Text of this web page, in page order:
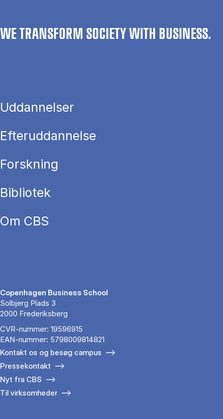
WE TRANSFORM SOCIETY WITH BUSINESS.
Uddannelser
Efteruddannelse
Forskning
Bibliotek
Om CBS
Copenhagen Business School
Solbjerg Plads 3
2000 Frederiksberg
CVR-nummer: 19596915
EAN-nummer: 5798009814821
Kontakt os og besøg campus
Pressekontakt
Nyt fra CBS
Til virksomheder